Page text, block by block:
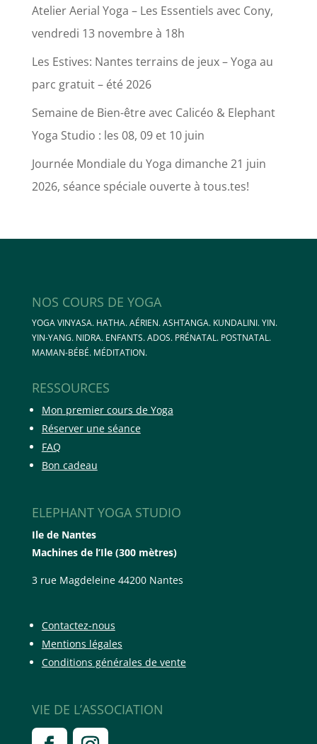
Atelier Aerial Yoga – Les Essentiels avec Cony,
vendredi 13 novembre à 18h
Les Estives: Nantes terrains de jeux – Yoga au
parc gratuit – été 2026
Semaine de Bien-être avec Calicéo & Elephant
Yoga Studio : les 08, 09 et 10 juin
Journée Mondiale du Yoga dimanche 21 juin
2026, séance spéciale ouverte à tous.tes!
NOS COURS DE YOGA
YOGA VINYASA. HATHA. AÉRIEN. ASHTANGA. KUNDALINI. YIN.
YIN-YANG. NIDRA. ENFANTS. ADOS. PRÉNATAL. POSTNATAL.
MAMAN-BÉBÉ. MÉDITATION.
RESSOURCES
Mon premier cours de Yoga
Réserver une séance
FAQ
Bon cadeau
ELEPHANT YOGA STUDIO
Ile de Nantes
Machines de l’Ile (300 mètres)
3 rue Magdeleine 44200 Nantes
Contactez-nous
Mentions légales
Conditions générales de vente
VIE DE L’ASSOCIATION